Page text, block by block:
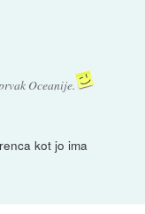
Oceanije.
kot jo ima